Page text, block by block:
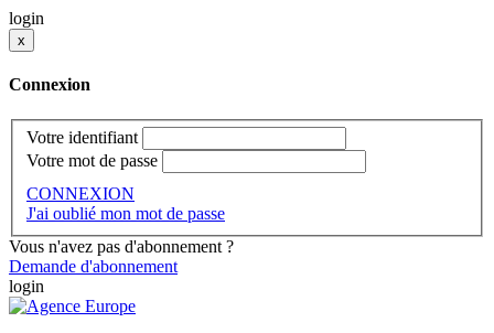
login
x
Connexion
Votre identifiant
Votre mot de passe
CONNEXION
J'ai oublié mon mot de passe
Vous n'avez pas d'abonnement ?
Demande d'abonnement
login